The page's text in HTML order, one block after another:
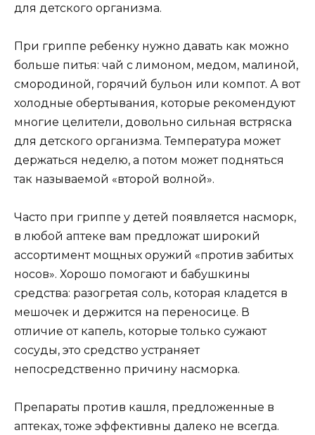
для детского организма.
При гриппе ребенку нужно давать как можно
больше питья: чай с лимоном, медом, малиной,
смородиной, горячий бульон или компот. А вот
холодные обертывания, которые рекомендуют
многие целители, довольно сильная встряска
для детского организма. Температура может
держаться неделю, а потом может подняться
так называемой «второй волной».
Часто при гриппе у детей появляется насморк,
в любой аптеке вам предложат широкий
ассортимент мощных оружий «против забитых
носов». Хорошо помогают и бабушкины
средства: разогретая соль, которая кладется в
мешочек и держится на переносице. В
отличие от капель, которые только сужают
сосуды, это средство устраняет
непосредственно причину насморка.
Препараты против кашля, предложенные в
аптеках, тоже эффективны далеко не всегда.